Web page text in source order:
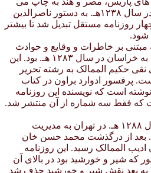
رسید. همانطور که گفته شد در سال ۱۲۳۸هـ. به دستور ناصرالدین
روزنامه مستقل تبدیل شد تا بیشتر
شود.
مبتنی بر خاطرات و وقایع و حوادث
سفر ناصرالدین شاه از تهران به خراسان در سال ۱۲۸۳ هـ. بود. این
حکیم الممالک به رشته تحریر
پرفسور ادوارد براون در کتاب
است که نویسنده این روزنامه
که فقط سه شماره از آن منتشر شد.
ـ ایران : روزنامه ایران در سال ۱۲۸۸ هـ. در تهران به مدیریت
بعد از درگذشت محمد حسن خان
الممالک رسید. این روزنامه
که شیر و خورشید بود در بالای آن
قرار داشت؛ اما از شماره ۴۴ به بعد نقش شیر و خورشید حذف شد